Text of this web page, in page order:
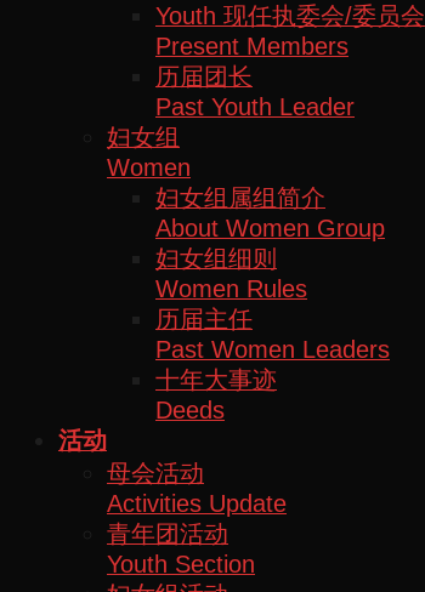
Youth 现任执委会/委员会
Present Members
历届团长
Past Youth Leader
妇女组
Women
妇女组属组简介
About Women Group
妇女组细则
Women Rules
历届主任
Past Women Leaders
十年大事迹
Deeds
活动
母会活动
Activities Update
青年团活动
Youth Section